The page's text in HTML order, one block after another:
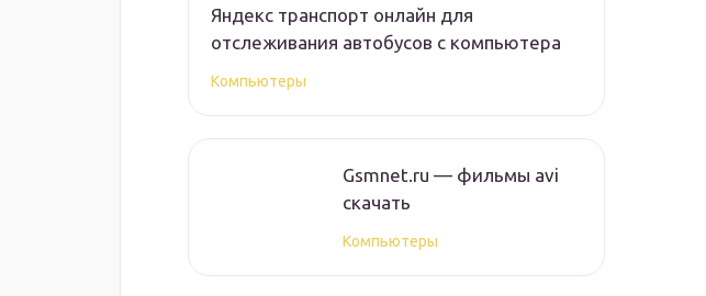
Яндекс транспорт онлайн для
отслеживания автобусов с компьютера
Компьютеры
Gsmnet.ru — фильмы avi
скачать
Компьютеры